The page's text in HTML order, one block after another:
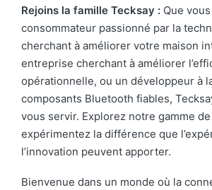
Rejoins la famille Tecksay : Que
consommateur passionné par la
cherchant à améliorer votre maison
entreprise cherchant à améliorer
opérationnelle, ou un développeur à
composants Bluetooth fiables,
vous servir. Explorez notre gamme
expérimentez la différence que
l’innovation peuvent apporter.
Bienvenue dans un monde où la